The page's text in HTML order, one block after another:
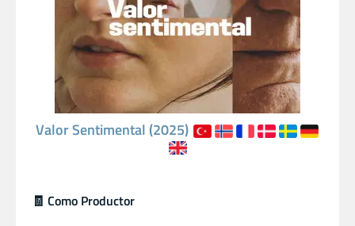
Valor Sentimental (2025)
🧾 Como Productor